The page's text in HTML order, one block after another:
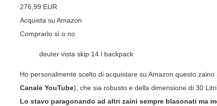
276,99 EUR
Acquista su Amazon
Comprarlo sì o no
deuter vista skip 14 l backpack
Ho personalmente scelto di acquistare su Amazon questo
Canale YouTube), che sia robusto e della dimensione di 30 Litri
Lo stavo paragonando ad altri zaini sempre blasonati ma